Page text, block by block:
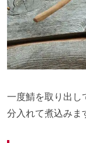
一度鯖を取り出し
分入れて煮込みま